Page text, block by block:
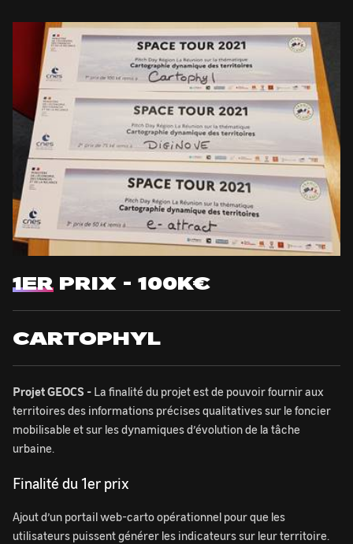
Image
1ER PRIX - 100K€
CARTOPHYL
Projet GEOCS - La finalité du projet est de pouvoir fournir aux
territoires des informations précises qualitatives sur le foncier
mobilisable et sur les dynamiques d’évolution de la tâche
urbaine.
Finalité du 1er prix
Ajout d’un portail web-carto opérationnel pour que les
utilisateurs puissent générer les indicateurs sur leur territoire.